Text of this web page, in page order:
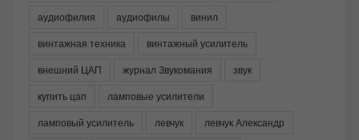
аудиофилия
аудиофилы
винил
винтажная техника
винтажный усилитель
внешний ЦАП
журнал Звукомания
звук
купить цап
ламповые усилители
ламповый усилитель
левчук
левчук Александр